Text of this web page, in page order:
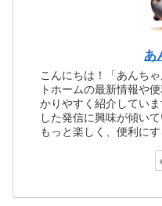
あ
こんにちは！「あんち
トホームの最新情報や
かりやすく紹介してい
した発信に興味が傾い
もっと楽しく、便利に